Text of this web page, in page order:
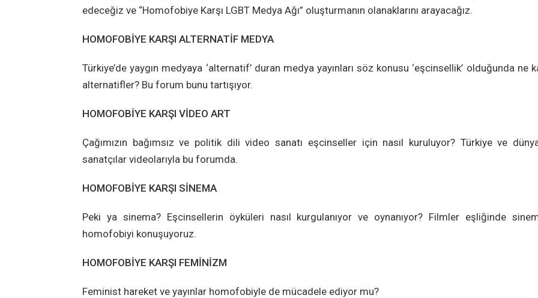
edeceğiz ve “Homofobiye Karşı LGBT Medya Ağı” oluşturmanın olanaklarını arayacağız.
HOMOFOBİYE KARŞI ALTERNATİF MEDYA
Türkiye’de yaygın medyaya ‘alternatif’ duran medya yayınları söz konusu ‘eşcinsellik’ olduğunda ne
alternatifler? Bu forum bunu tartışıyor.
HOMOFOBİYE KARŞI VİDEO ART
Çağımızın bağımsız ve politik dili video sanatı eşcinseller için nasıl kuruluyor? Türkiye ve
sanatçılar videolarıyla bu forumda.
HOMOFOBİYE KARŞI SİNEMA
Peki ya sinema? Eşcinsellerin öyküleri nasıl kurgulanıyor ve oynanıyor? Filmler eşliğinde
homofobiyi konuşuyoruz.
HOMOFOBİYE KARŞI FEMİNİZM
Feminist hareket ve yayınlar homofobiyle de mücadele ediyor mu?